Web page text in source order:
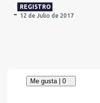
REGISTRO
12 de Julio de 2017